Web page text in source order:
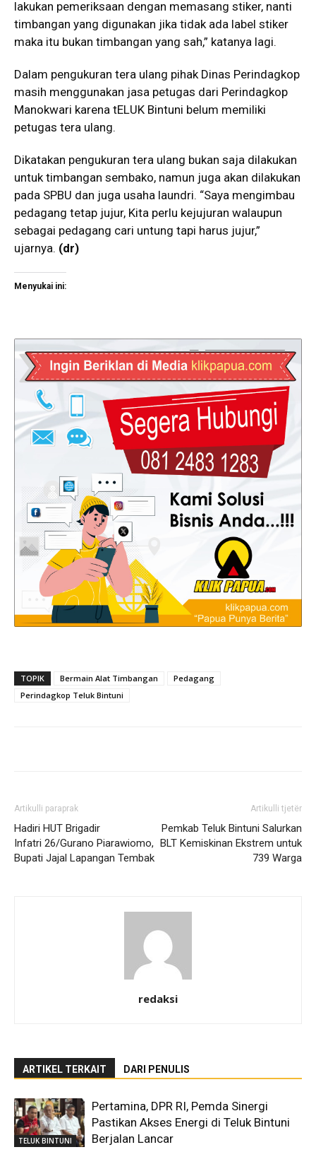
lakukan pemeriksaan dengan memasang stiker, nanti
timbangan yang digunakan jika tidak ada label stiker
maka itu bukan timbangan yang sah,” katanya lagi.
Dalam pengukuran tera ulang pihak Dinas Perindagkop
masih menggunakan jasa petugas dari Perindagkop
Manokwari karena tELUK Bintuni belum memiliki
petugas tera ulang.
Dikatakan pengukuran tera ulang bukan saja dilakukan
untuk timbangan sembako, namun juga akan dilakukan
pada SPBU dan juga usaha laundri. “Saya mengimbau
pedagang tetap jujur, Kita perlu kejujuran walaupun
sebagai pedagang cari untung tapi harus jujur,”
ujarnya. (dr)
Menyukai ini:
TOPIK Bermain Alat Timbangan
Pedagang
Perindagkop Teluk Bintuni
Artikulli paraprak
Hadiri HUT Brigadir
Infatri 26/Gurano Piarawiomo,
Bupati Jajal Lapangan Tembak
Artikulli tjetër
Pemkab Teluk Bintuni Salurkan
BLT Kemiskinan Ekstrem untuk
739 Warga
redaksi
ARTIKEL TERKAIT DARI PENULIS
TELUK BINTUNI
Pertamina, DPR RI, Pemda Sinergi
Pastikan Akses Energi di Teluk Bintuni
Berjalan Lancar